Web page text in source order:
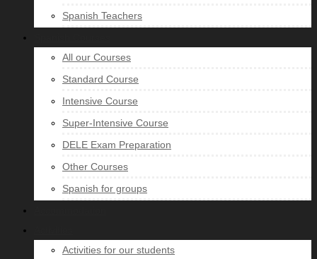
Spanish Teachers
All our Courses
Standard Course
Intensive Course
Super-Intensive Course
DELE Exam Preparation
Other Courses
Spanish for groups
Activities for our students